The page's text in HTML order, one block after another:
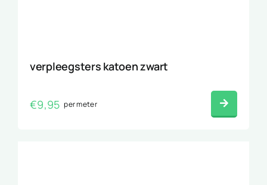
verpleegsters katoen zwart
€9,95 per meter